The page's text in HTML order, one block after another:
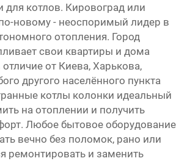
для котлов. Кировоград или
новому - неоспоримый лидер в
отопления. Город
свои квартиры и дома
от Киева, Харькова,
другого населённого пункта
котлы колонки идеальный
на отоплении и получить
Любое бытовое оборудование
вечно без поломок, рано или
ремонтировать и заменить